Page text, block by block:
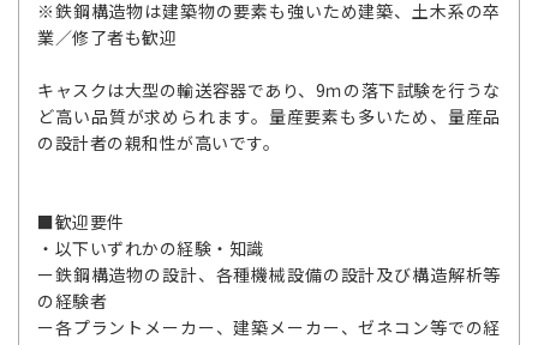
※鉄鋼構造物は建築物の要素も強いため建築、土木系の卒
業／修了者も歓迎
キャスクは大型の輸送容器であり、9ｍの落下試験を行うな
ど高い品質が求められます。量産要素も多いため、量産品
の設計者の親和性が高いです。
■歓迎要件
・以下いずれかの経験・知識
ー鉄鋼構造物の設計、各種機械設備の設計及び構造解析等
の経験者
ー各プラントメーカー、建築メーカー、ゼネコン等での経